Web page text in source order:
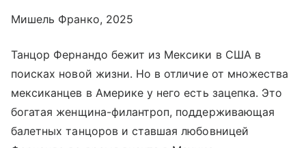
Мишель Франко, 2025
Танцор Фернандо бежит из Мексики в США в
поисках новой жизни. Но в отличие от множества
мексиканцев в Америке у него есть зацепка. Это
богатая женщина-филантроп, поддерживающая
балетных танцоров и ставшая любовницей